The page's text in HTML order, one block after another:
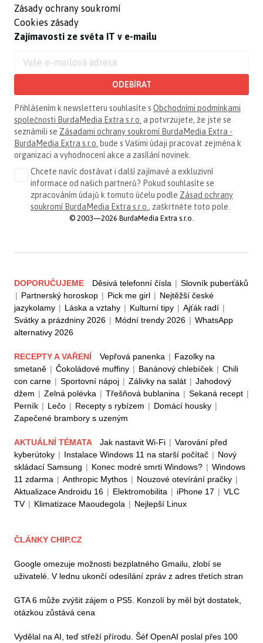
Zásady ochrany soukromí
Cookies zásady
Zajímavosti ze světa IT v e-mailu
ODEBÍRAT
Přihlášením k newsletteru souhlasíte s Obchodními podmínkami
společnosti BurdaMedia Extra s.r.o. a potvrzujete, že jste se
seznámili se Zásadami ochrany soukromí BurdaMedia Extra -
BurdaMedia Extra s.r.o. bude s Vašimi údaji pracovat zejména k
organizaci a vyhodnocení akce a zasílání novinek.
Chcete navíc dostávat i další zajímavé a exkluzivní
informace od našich partnerů? Pokud souhlasíte se
zpracováním údajů k tomuto účelu podle Zásad ochrany
soukromí BurdaMedia Extra s.r.o. , zaškrtněte toto pole.
© 2003—2026 BurdaMedia Extra s.r.o.
DOPORUČUJEME Děsivá telefonní čísla | Slovník puberťáků
| Partnerský horoskop | Pick me girl | Nejtěžší české
jazykolamy | Láska a vztahy | Kulturní tipy | Ajťák radí |
Svátky a prázdniny 2026 | Módní trendy 2026 | WhatsApp
alternativy 2026
RECEPTY A VAŘENÍ Vepřová panenka | Fazolky na
smetaně | Čokoládové muffiny | Banánový chlebíček | Chili
con carne | Sportovní nápoj | Zálivky na salát | Jahodový
džem | Zelná polévka | Třešňová bublanina | Sekaná recept |
Perník | Lečo | Recepty s rybízem | Domácí housky |
Zapečené brambory s uzeným
AKTUÁLNÍ TÉMATA Jak nastavit Wi-Fi | Varování před
kyberútoky | Instalace Windows 11 na starší počítač | Nový
skládací Samsung | Konec modré smrti Windows? | Windows
11 zdarma | Anthropic Mythos | Nouzové otevírání pračky |
Aktualizace Androidu 16 | Elektromobilita | iPhone 17 | VLC
TV | Klimatizace Maoudegola | Nejlepší Linux
ČLÁNKY CHIP.CZ
Google omezuje možnosti bezplatného Gmailu, zlobí se
uživatelé. V lednu ukončí odesílání zpráv z adres třetích stran
GTA 6 může zvýšit zájem o PS5. Konzolí by měl být dostatek,
otázkou zůstává cena
Vydělal na AI, teď střeží přírodu. Šéf OpenAI poslal přes 100